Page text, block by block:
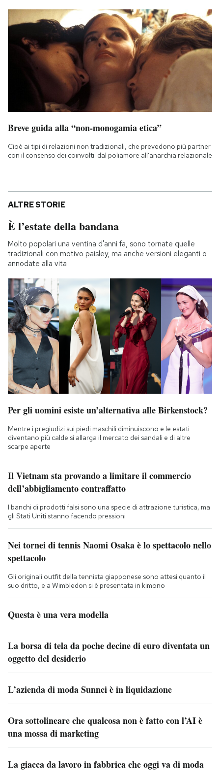
Breve guida alla “non-monogamia etica”
Cioè ai tipi di relazioni non tradizionali, che prevedono più partner
con il consenso dei coinvolti: dal poliamore all'anarchia relazionale
ALTRE STORIE
È l’estate della bandana
Molto popolari una ventina d'anni fa, sono tornate quelle
tradizionali con motivo paisley, ma anche versioni eleganti o
annodate alla vita
Per gli uomini esiste un’alternativa alle Birkenstock?
Mentre i pregiudizi sui piedi maschili diminuiscono e le estati
diventano più calde si allarga il mercato dei sandali e di altre
scarpe aperte
Il Vietnam sta provando a limitare il commercio
dell’abbigliamento contraffatto
I banchi di prodotti falsi sono una specie di attrazione turistica, ma
gli Stati Uniti stanno facendo pressioni
Nei tornei di tennis Naomi Osaka è lo spettacolo nello
spettacolo
Gli originali outfit della tennista giapponese sono attesi quanto il
suo dritto, e a Wimbledon si è presentata in kimono
Questa è una vera modella
La borsa di tela da poche decine di euro diventata un
oggetto del desiderio
L’azienda di moda Sunnei è in liquidazione
Ora sottolineare che qualcosa non è fatto con l’AI è
una mossa di marketing
La giacca da lavoro in fabbrica che oggi va di moda